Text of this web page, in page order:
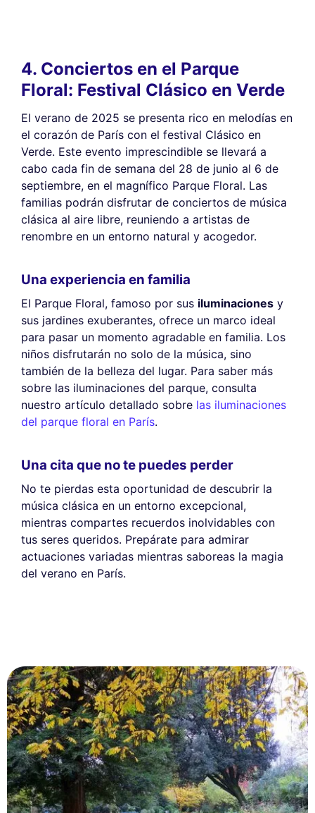
4. Conciertos en el Parque
Floral: Festival Clásico en Verde
El verano de 2025 se presenta rico en melodías en
el corazón de París con el festival Clásico en
Verde. Este evento imprescindible se llevará a
cabo cada fin de semana del 28 de junio al 6 de
septiembre, en el magnífico Parque Floral. Las
familias podrán disfrutar de conciertos de música
clásica al aire libre, reuniendo a artistas de
renombre en un entorno natural y acogedor.
Una experiencia en familia
El Parque Floral, famoso por sus iluminaciones y
sus jardines exuberantes, ofrece un marco ideal
para pasar un momento agradable en familia. Los
niños disfrutarán no solo de la música, sino
también de la belleza del lugar. Para saber más
sobre las iluminaciones del parque, consulta
nuestro artículo detallado sobre las iluminaciones
del parque floral en París.
Una cita que no te puedes perder
No te pierdas esta oportunidad de descubrir la
música clásica en un entorno excepcional,
mientras compartes recuerdos inolvidables con
tus seres queridos. Prepárate para admirar
actuaciones variadas mientras saboreas la magia
del verano en París.